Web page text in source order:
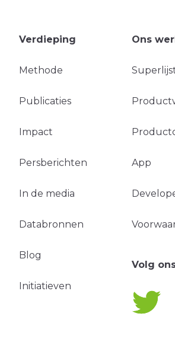
Verdieping
Methode
Publicaties
Impact
Persberichten
In de media
Databronnen
Blog
Initiatieven
Ons
App
Volg